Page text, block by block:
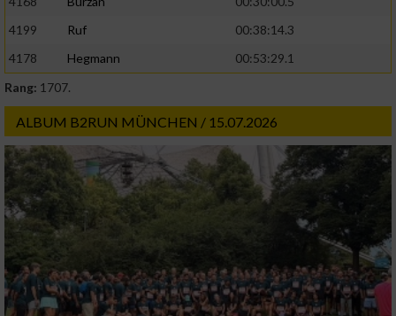
4199
Ruf
00:38:14.3
4178
Hegmann
00:53:29.1
Rang: 1707.
ALBUM B2RUN MÜNCHEN / 15.07.2026